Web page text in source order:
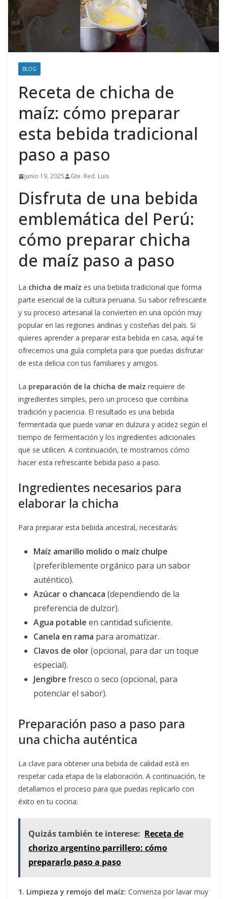
BLOG
Receta de chicha de
maíz: cómo preparar
esta bebida tradicional
paso a paso
junio 19, 2025 Gte. Red. Luis
Disfruta de una bebida
emblemática del Perú:
cómo preparar chicha
de maíz paso a paso
La chicha de maíz es una bebida tradicional que forma
parte esencial de la cultura peruana. Su sabor refrescante
y su proceso artesanal la convierten en una opción muy
popular en las regiones andinas y costeñas del país. Si
quieres aprender a preparar esta bebida en casa, aquí te
ofrecemos una guía completa para que puedas disfrutar
de esta delicia con tus familiares y amigos.
La preparación de la chicha de maíz requiere de
ingredientes simples, pero un proceso que combina
tradición y paciencia. El resultado es una bebida
fermentada que puede variar en dulzura y acidez según el
tiempo de fermentación y los ingredientes adicionales
que se utilicen. A continuación, te mostramos cómo
hacer esta refrescante bebida paso a paso.
Ingredientes necesarios para
elaborar la chicha
Para preparar esta bebida ancestral, necesitarás:
Maíz amarillo molido o maíz chulpe
(preferiblemente orgánico para un sabor
auténtico).
Azúcar o chancaca (dependiendo de la
preferencia de dulzor).
Agua potable en cantidad suficiente.
Canela en rama para aromatizar.
Clavos de olor(opcional, para dar un toque
especial).
Jengibre fresco o seco (opcional, para
potenciar el sabor).
Preparación paso a paso para
una chicha auténtica
La clave para obtener una bebida de calidad está en
respetar cada etapa de la elaboración. A continuación, te
detallamos el proceso para que puedas replicarlo con
éxito en tu cocina:
Quizás también te interese: Receta de
chorizo argentino parrillero: cómo
prepararlo paso a paso
1. Limpieza y remojo del maíz: Comienza por lavar muy